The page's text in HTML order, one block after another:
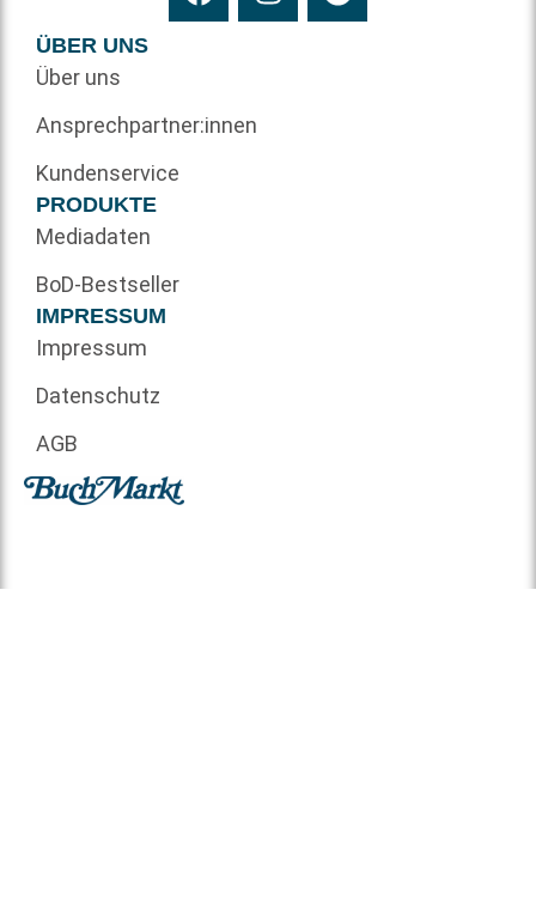
ÜBER UNS
Über uns
Ansprechpartner:innen
Kundenservice
PRODUKTE
Mediadaten
BoD-Bestseller
IMPRESSUM
Impressum
Datenschutz
AGB